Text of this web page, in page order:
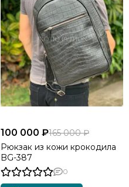
100 000 ₽165 000 ₽
Рюкзак из кожи крокодила
BG-387
0